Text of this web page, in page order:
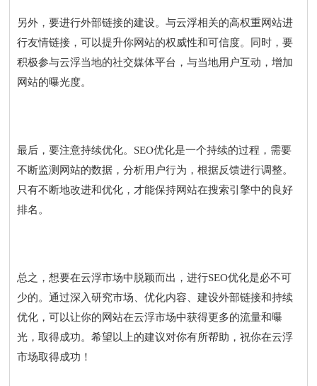
另外，要进行外部链接的建设。与云浮相关的高权重网站进
行友情链接，可以提升你网站的权威性和可信度。同时，要
积极参与云浮当地的社交媒体平台，与当地用户互动，增加
网站的曝光度。
最后，要注意持续优化。SEO优化是一个持续的过程，需要
不断监测网站的数据，分析用户行为，根据反馈进行调整。
只有不断地改进和优化，才能保持网站在搜索引擎中的良好
排名。
总之，想要在云浮市场中脱颖而出，进行SEO优化是必不可
少的。通过深入研究市场、优化内容、建设外部链接和持续
优化，可以让你的网站在云浮市场中获得更多的流量和曝
光，取得成功。希望以上的建议对你有所帮助，祝你在云浮
市场取得成功！